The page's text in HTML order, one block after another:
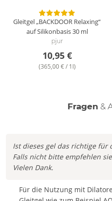
Gleitgel „BACKDOOR Relaxing“
auf Silikonbasis30 ml
pjur
10,95 €
(365,00 € / 1l)
Fragen &
Ist dieses gel das richtige für
Falls nicht bitte empfehlen
Vielen Dank.
Für die Nutzung mit